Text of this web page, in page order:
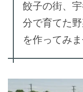
餃子の街、
分で育てた
を作ってみ